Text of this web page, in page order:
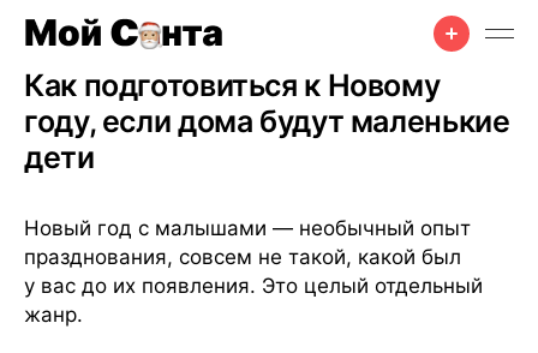
Празднование • Советы • Рецепты 5 мин чтения
Как подготовиться к Новому
году, если дома будут маленькие
дети
Новый год с малышами — необычный опыт
празднования, совсем не такой, какой был
у вас до их появления. Это целый отдельный
жанр.